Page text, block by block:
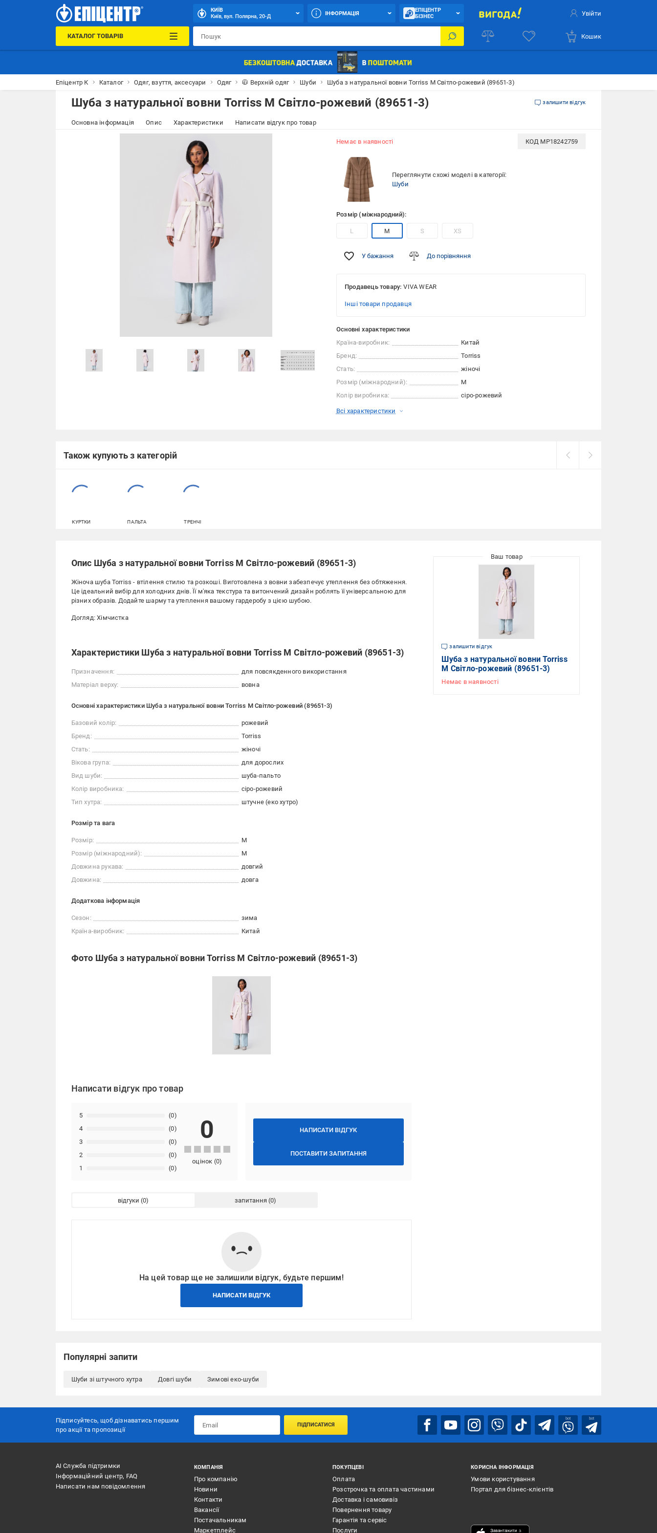
КИЇВ
Київ, вул. Полярна, 20-Д
ІНФОРМАЦІЯ
ЕПІЦЕНТР
БІЗНЕС
Увійти
КАТАЛОГ ТОВАРІВ Кошик
Епіцентр К Каталог Одяг, взуття, аксесуари Одяг 🧥 Верхній одяг Шуби Шуба з натуральної вовни Torriss M Світло-рожевий (89651-3)
Шуба з натуральної вовни Torriss M Світло-рожевий (89651-3) залишити відгук
Основна інформація Опис Характеристики Написати відгук про товар
Немає в наявності КОД MP18242759
Переглянути схожі моделі в категорії:
Шуби
Розмір (міжнародний):
L M S XS
У бажання До порівняння
Продавець товару: VIVA WEAR
Інші товари продавця
Основні характеристики
Країна-виробник:
Китай
Бренд:
Torriss
Стать:
жіночі
Розмір (міжнародний):
M
Колір виробника:
сіро-рожевий
Всі характеристики
Також купують з категорій
КУРТКИ ПАЛЬТА ТРЕНЧІ
Опис Шуба з натуральної вовни Torriss M Світло-рожевий (89651-3)
Жіноча шуба Torriss - втілення стилю та розкоші. Виготовлена з вовни забезпечує утеплення без обтяження.
Це ідеальний вибір для холодних днів. Її м'яка текстура та витончений дизайн роблять її універсальною для
різних образів. Додайте шарму та утеплення вашому гардеробу з цією шубою.
Догляд: Хімчистка
Характеристики Шуба з натуральної вовни Torriss M Світло-рожевий (89651-3)
Призначення:
для повсякденного використання
Матеріал верху:
вовна
Основні характеристики Шуба з натуральної вовни Torriss M Світло-рожевий (89651-3)
Базовий колір:
рожевий
Бренд:
Torriss
Стать:
жіночі
Вікова група:
для дорослих
Вид шуби:
шуба-пальто
Колір виробника:
сіро-рожевий
Тип хутра:
штучне (еко хутро)
Розмір та вага
Розмір:
M
Розмір (міжнародний):
M
Довжина рукава:
довгий
Довжина:
довга
Додаткова інформація
Сезон:
зима
Країна-виробник:
Китай
Фото Шуба з натуральної вовни Torriss M Світло-рожевий (89651-3)
Написати відгук про товар
НАПИСАТИ ВІДГУК
ПОСТАВИТИ ЗАПИТАННЯ
1 (0)
2 (0)
3 (0)
4 (0)
5 (0)
0
оцінок (0)
відгуки запитання
На цей товар ще не залишили відгук, будьте першим!
НАПИСАТИ ВІДГУК
залишити відгук
Шуба з натуральної вовни Torriss
M Світло-рожевий (89651-3)
Немає в наявності
Популярні запити
Шуби зі штучного хутра Довгі шуби Зимові еко-шуби
Підписуйтесь, щоб дізнаватись першим
про акції та пропозиції
ПІДПИСАТИСЯ
bot bot
АІ Служба підтримки
Інформаційний центр, FAQ
Написати нам повідомлення
КОМПАНІЯ
Про компанію
Новини
Контакти
Вакансії
Постачальникам
Маркетплейс
ПОКУПЦЕВІ
Оплата
Розстрочка та оплата частинами
Доставка і самовивіз
Повернення товару
Гарантія та сервіс
Послуги
КОРИСНА ІНФОРМАЦІЯ
Умови користування
Портал для бізнес-клієнтів